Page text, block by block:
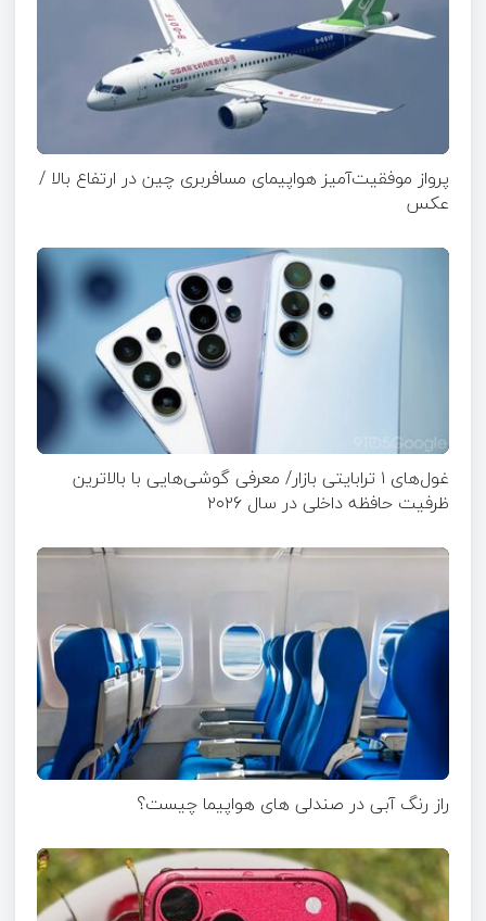
پرواز موفقیت‌آمیز هواپیمای مسافربری چین در ارتفاع بالا /
عکس
غول‌های ۱ ترابایتی بازار/ معرفی گوشی‌هایی با بالاترین
ظرفیت حافظه داخلی در سال ۲۰۲۶
راز رنگ آبی در صندلی های هواپیما چیست؟